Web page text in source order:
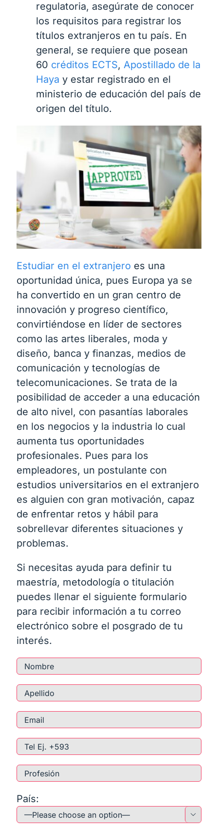
regulatoria, asegúrate de conocer
los requisitos para registrar los
títulos extranjeros en tu país. En
general, se requiere que posean
60 créditos ECTS,Apostillado de la
Haya y estar registrado en el
ministerio de educación del país de
origen del título.
Estudiar en el extranjero es una
oportunidad única, pues Europa ya se
ha convertido en un gran centro de
innovación y progreso científico,
convirtiéndose en líder de sectores
como las artes liberales, moda y
diseño, banca y finanzas, medios de
comunicación y tecnologías de
telecomunicaciones. Se trata de la
posibilidad de acceder a una educación
de alto nivel, con pasantías laborales
en los negocios y la industria lo cual
aumenta tus oportunidades
profesionales. Pues para los
empleadores, un postulante con
estudios universitarios en el extranjero
es alguien con gran motivación, capaz
de enfrentar retos y hábil para
sobrellevar diferentes situaciones y
problemas.
Si necesitas ayuda para definir tu
maestría, metodología o titulación
puedes llenar el siguiente formulario
para recibir información a tu correo
electrónico sobre el posgrado de tu
interés.
País:
